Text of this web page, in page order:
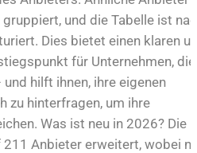
und die Tabelle ist
Dies bietet einen klaren
für Unternehmen, die
hilft ihnen, ihre eigenen
zu hinterfragen, um ihre
Was ist neu in 2026? Die
Anbieter erweitert, wobei